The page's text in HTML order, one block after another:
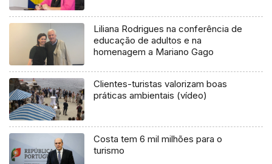
Liliana Rodrigues na conferência de
educação de adultos e na
homenagem a Mariano Gago
Clientes-turistas valorizam boas
práticas ambientais (vídeo)
Costa tem 6 mil milhões para o
turismo